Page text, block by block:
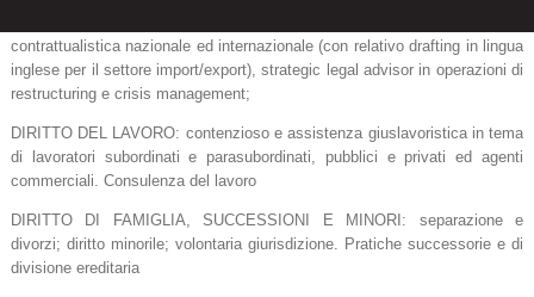
contrattualistica nazionale ed internazionale (con relativo drafting in lingua
inglese per il settore import/export), strategic legal advisor in operazioni di
restructuring e crisis management;
DIRITTO DEL LAVORO: contenzioso e assistenza giuslavoristica in tema
di lavoratori subordinati e parasubordinati, pubblici e privati ed agenti
commerciali. Consulenza del lavoro
DIRITTO DI FAMIGLIA, SUCCESSIONI E MINORI: separazione e
divorzi; diritto minorile; volontaria giurisdizione. Pratiche successorie e di
divisione ereditaria